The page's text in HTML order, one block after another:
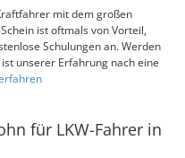
mit dem großen
ist oftmals von Vorteil,
Schulungen an. Werden
unserer Erfahrung nach eine
für LKW-Fahrer in